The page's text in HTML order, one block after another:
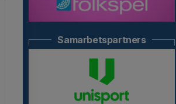
Samarbetspartners